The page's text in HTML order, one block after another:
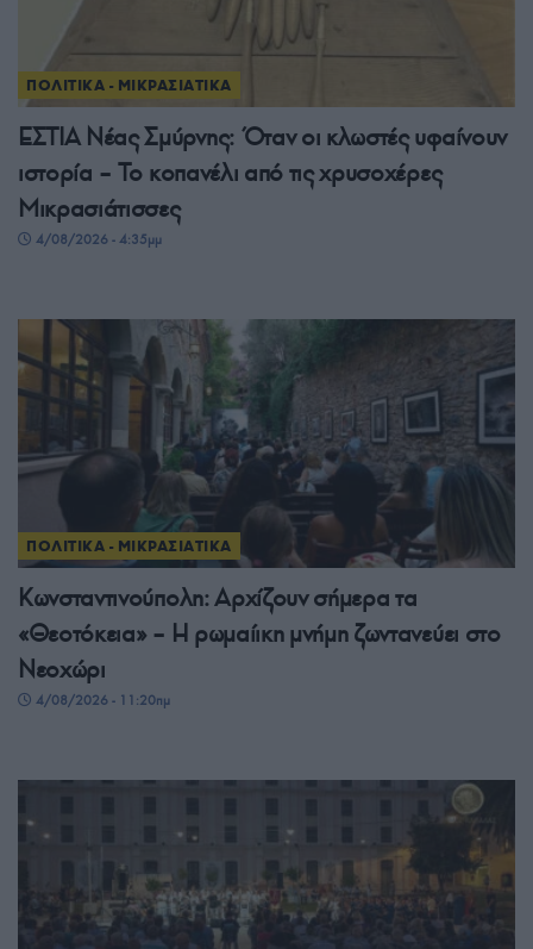
ΠΟΛΙΤΙΚΑ - ΜΙΚΡΑΣΙΑΤΙΚΑ
ΕΣΤΙΑ Νέας Σμύρνης: Όταν οι κλωστές υφαίνουν
ιστορία – Το κοπανέλι από τις χρυσοχέρες
Μικρασιάτισσες
4/08/2026 - 4:35μμ
ΠΟΛΙΤΙΚΑ - ΜΙΚΡΑΣΙΑΤΙΚΑ
Κωνσταντινούπολη: Αρχίζουν σήμερα τα
«Θεοτόκεια» – Η ρωμαίικη μνήμη ζωντανεύει στο
Νεοχώρι
4/08/2026 - 11:20πμ